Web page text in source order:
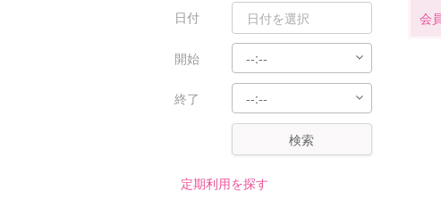
日付
開始
終了
検索
定期利用を探す
会